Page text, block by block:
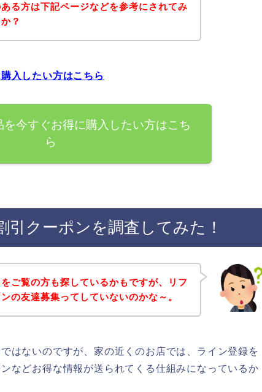
る方は下記ページなどを参考にされてみ
？
入したい方はこちら
を今すぐお得に購入したい方はこち
ら
引クーポンを調査してみた！
ご覧の方も探しているかもですが、リフ
の友達募集ってしていないのかな～。
はないのですが、家の近くのお店では、ライン登録を
などお得な情報が送られてくる仕組みになっているか